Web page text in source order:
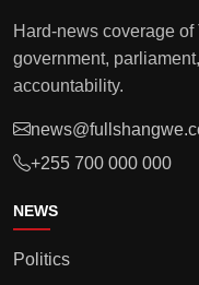
Hard-news coverage
government,
accountability.
+255 700 000 000
NEWS
Politics